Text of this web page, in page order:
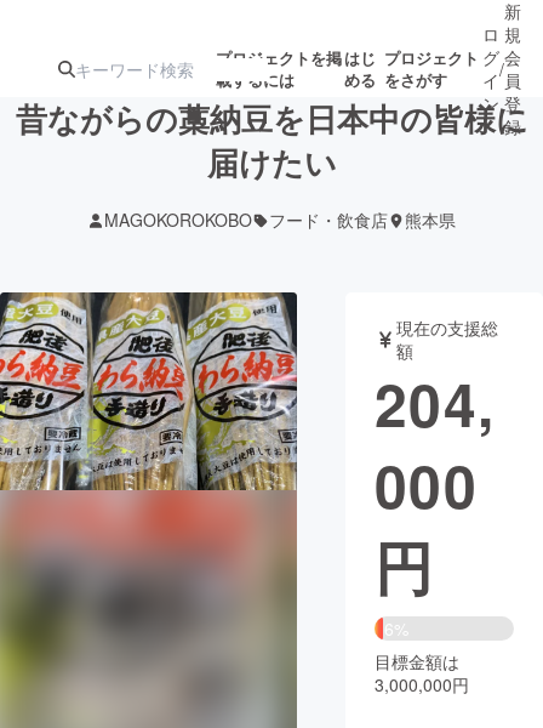
プロジェクトを掲
載するには
はじ
める
プロジェクト
をさがす
ターン
ジェクト
募集終了が近いプ
ロジェクト
されます
アート・写真 音楽
テクノロジー・ガジェット ゲーム・サ
映像・映画
CAMPFIRE Creation
コミュニティ
ロ
グ
イ
ン
/
新
規
会
員
登
録
昔ながらの藁納豆を日本中の皆様に
届けたい
MAGOKOROKOBO フード・飲食店 熊本県
現在の支援総
額
204,
000
円
6%
目標金額は
3,000,000円